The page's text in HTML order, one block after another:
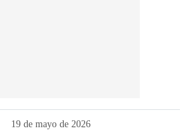
19 de mayo de 2026